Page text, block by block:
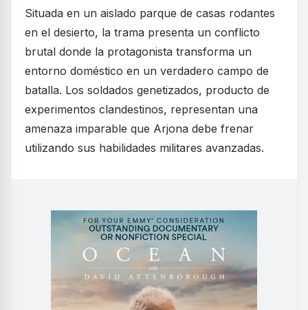
Situada en un aislado parque de casas rodantes
en el desierto, la trama presenta un conflicto
brutal donde la protagonista transforma un
entorno doméstico en un verdadero campo de
batalla. Los soldados genetizados, producto de
experimentos clandestinos, representan una
amenaza imparable que Arjona debe frenar
utilizando sus habilidades militares avanzadas.